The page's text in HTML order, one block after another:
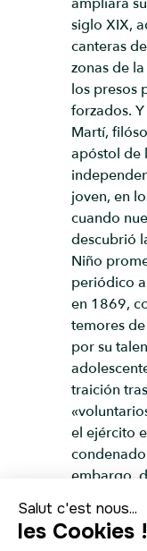
siglo XIX,
canteras
zonas de
los presos
forzados.
Martí,
apóstol de
joven, en
cuando
descubrió
Niño
periódico
en 1869,
temores
por su
traición
el ejército
embargo,
meses en
terminó
desde